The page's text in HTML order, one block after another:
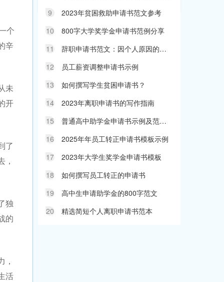
个
辛
未
开
了
，
独
的
，
活
9
2023年贫困救助申请书范文参考
10
800字大学奖学金申请书范例分享
11
辞职申请书范文：因个人原因的说明
12
员工薪资调整申请书示例
13
如何撰写学生贫困申请书？
14
2023年离职申请书的写作指南
15
普通高中助学金申请书示例及范文指导
16
2025年年员工转正申请书模板示例
17
2023年大学生奖学金申请书模板
18
如何撰写员工转正的申请书
19
高中生申请助学金的800字范文
20
精选简短个人离职申请书范本